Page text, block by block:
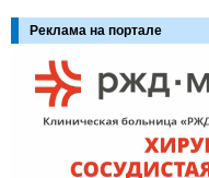
Реклама на портале